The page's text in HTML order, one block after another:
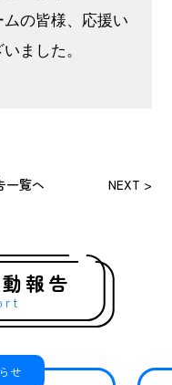
の皆様、応援い
ました。
一覧へ NEXT >
報告
せ